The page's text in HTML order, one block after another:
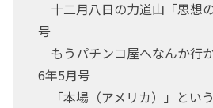
十二月八日の力道山「思想
号
もうパチンコ屋へなんか行
6年5月号
「本場（アメリカ）」とい